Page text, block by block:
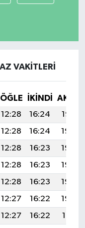
VAKITLERI
ÖĞLE İKINDI
12:28 16:24
19:47
12:28 16:24
19:46
12:28 16:23
19:45
12:28 16:23
19:44
12:28 16:23
19:43
12:27 16:22
19:42
12:27 16:22
19:41